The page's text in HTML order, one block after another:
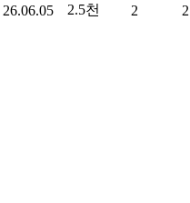
26.06.05 2.5천 2 2